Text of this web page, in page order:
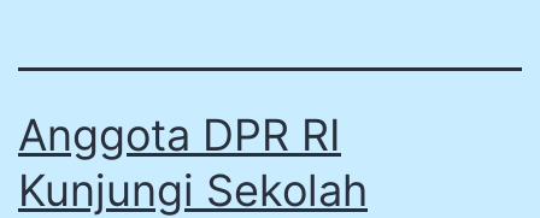
Anggota DPR RI
Kunjungi Sekolah